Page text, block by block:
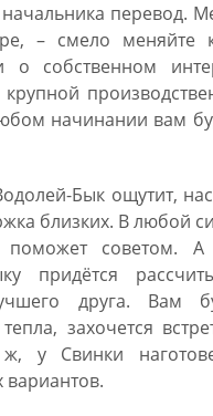
перевод.
– смело меняйте
о собственном
начинании вам
Бык ощутит,
близких. В любой
поможет советом.
придётся
друга. Вам
захочется
у Свинки